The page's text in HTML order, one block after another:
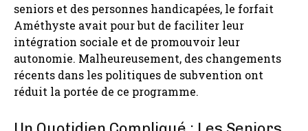
seniors et des personnes handicapées, le forfait
Améthyste avait pour but de faciliter leur
intégration sociale et de promouvoir leur
autonomie. Malheureusement, des changements
récents dans les politiques de subvention ont
réduit la portée de ce programme.